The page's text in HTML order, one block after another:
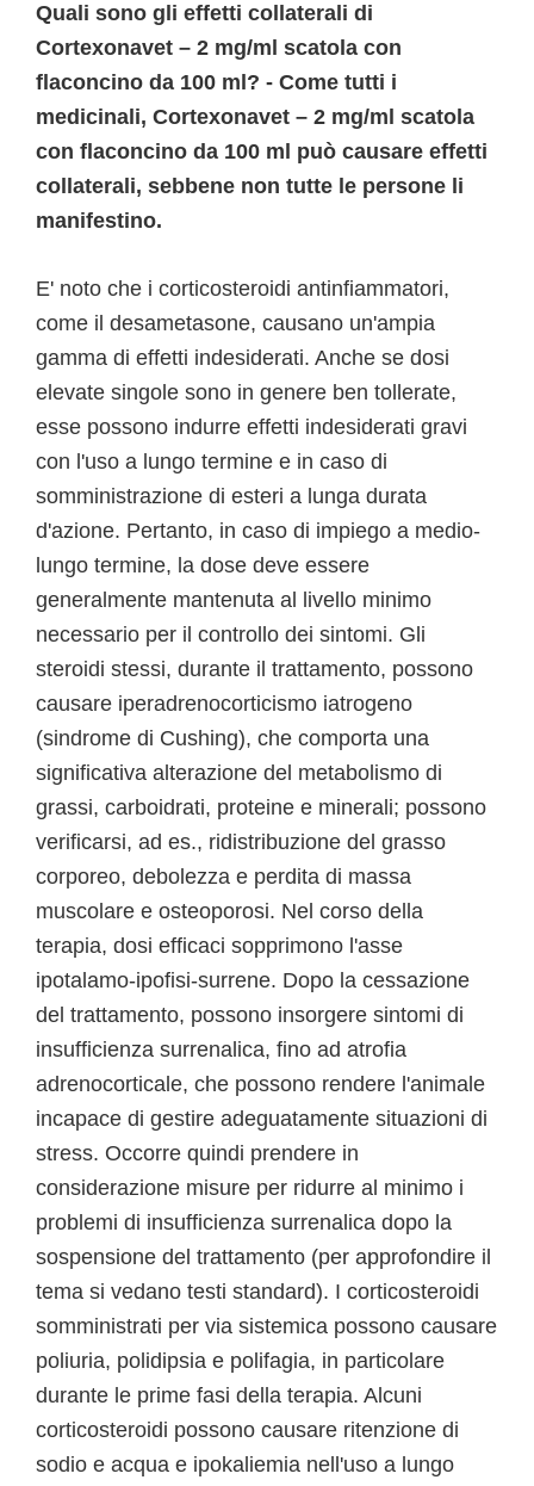
Quali sono gli effetti collaterali di
Cortexonavet – 2 mg/ml scatola con
flaconcino da 100 ml? - Come tutti i
medicinali, Cortexonavet – 2 mg/ml scatola
con flaconcino da 100 ml può causare effetti
collaterali, sebbene non tutte le persone li
manifestino.
E' noto che i corticosteroidi antinfiammatori,
come il desametasone, causano un'ampia
gamma di effetti indesiderati. Anche se dosi
elevate singole sono in genere ben tollerate,
esse possono indurre effetti indesiderati gravi
con l'uso a lungo termine e in caso di
somministrazione di esteri a lunga durata
d'azione. Pertanto, in caso di impiego a medio-
lungo termine, la dose deve essere
generalmente mantenuta al livello minimo
necessario per il controllo dei sintomi. Gli
steroidi stessi, durante il trattamento, possono
causare iperadrenocorticismo iatrogeno
(sindrome di Cushing), che comporta una
significativa alterazione del metabolismo di
grassi, carboidrati, proteine e minerali; possono
verificarsi, ad es., ridistribuzione del grasso
corporeo, debolezza e perdita di massa
muscolare e osteoporosi. Nel corso della
terapia, dosi efficaci sopprimono l'asse
ipotalamo-ipofisi-surrene. Dopo la cessazione
del trattamento, possono insorgere sintomi di
insufficienza surrenalica, fino ad atrofia
adrenocorticale, che possono rendere l'animale
incapace di gestire adeguatamente situazioni di
stress. Occorre quindi prendere in
considerazione misure per ridurre al minimo i
problemi di insufficienza surrenalica dopo la
sospensione del trattamento (per approfondire il
tema si vedano testi standard). I corticosteroidi
somministrati per via sistemica possono causare
poliuria, polidipsia e polifagia, in particolare
durante le prime fasi della terapia. Alcuni
corticosteroidi possono causare ritenzione di
sodio e acqua e ipokaliemia nell'uso a lungo